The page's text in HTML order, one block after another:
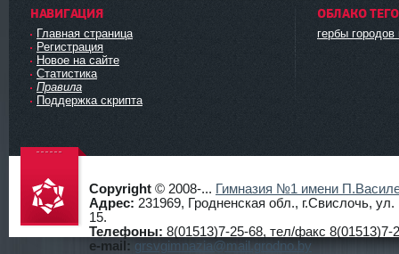
НАВИГАЦИЯ
Главная страница
Регистрация
Новое на сайте
Статистика
Правила
Поддержка скрипта
ОБЛАКО
гербы городов
Гимнази
Copyright © 2008-... Гимназия №1 имени
Адрес: 231969, Гродненская обл., г.Свислочь,
15.
Телефоны: 8(01513)7-25-68, тел/факс 8(01513)7-
e-mail: grsvgimnazia@mail.grodno.by